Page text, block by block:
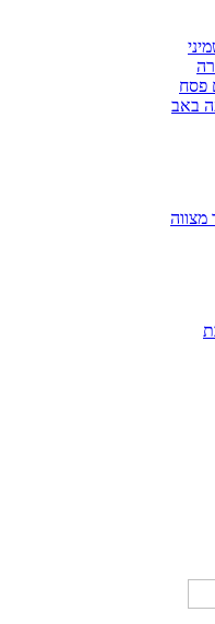
פסח
באב
מצווה